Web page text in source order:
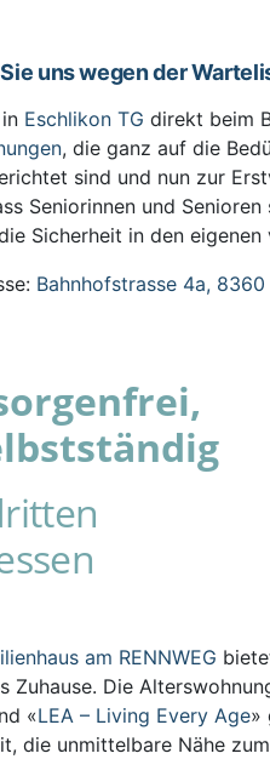
uns wegen der
Eschlikon TG direkt beim
, die ganz auf die
sind und nun zur
Seniorinnen und
Sicherheit in den eigenen
Bahnhofstrasse 4a,
am RENNWEG
Zuhause. Die
«LEA – Living Every Age»
die unmittelbare Nähe